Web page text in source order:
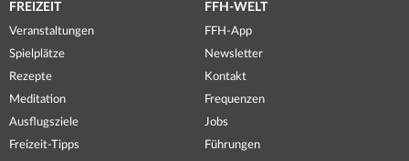
FREIZEIT
Veranstaltungen
Spielplätze
Rezepte
Meditation
Ausflugsziele
Freizeit-Tipps
FFH-WELT
FFH-App
Newsletter
Kontakt
Frequenzen
Jobs
Führungen